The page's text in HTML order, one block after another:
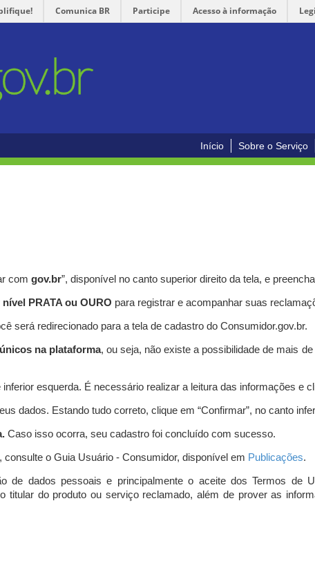
Comunica BR Participe Acesso à informação
Início Sobre o Serviço
com gov.br”, disponível no canto superior direito da tela, e p
nível PRATA ou OURO para registrar e acompanhar suas
será redirecionado para a tela de cadastro do Consumidor.gov.br.
na plataforma, ou seja, não existe a possibilidade de mais
esquerda. É necessário realizar a leitura das informações e
dados. Estando tudo correto, clique em “Confirmar”, no canto
Caso isso ocorra, seu cadastro foi concluído com sucesso.
o Guia Usuário - Consumidor, disponível em Publicações.
de dados pessoais e principalmente o aceite dos Termos de
titular do produto ou serviço reclamado, além de prover as